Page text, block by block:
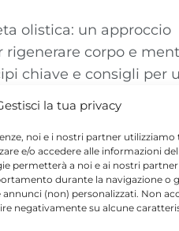
la tua privacy
noi e i nostri partner
e/o accedere alle informazioni
permetterà a noi e ai nostri
durante la navigazione o
(non) personalizzati. Non
negativamente su alcune
olistica: un approccio
rigenerare corpo e
chiave e consigli per